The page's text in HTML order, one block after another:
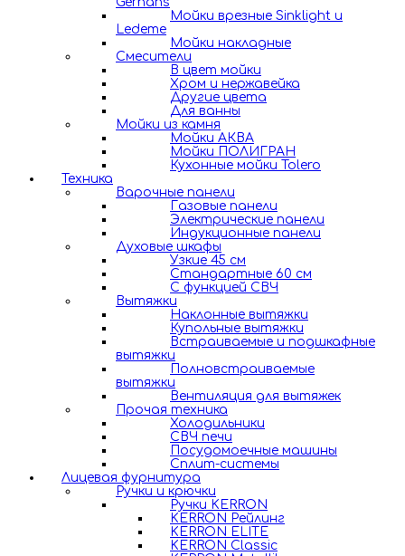
Мойки врезные Sinklight и
Ledeme
Мойки накладные
Смесители
В цвет мойки
Хром и нержавейка
Другие цвета
Для ванны
Мойки из камня
Мойки АКВА
Мойки ПОЛИГРАН
Кухонные мойки Tolero
Техника
Варочные панели
Газовые панели
Электрические панели
Индукционные панели
Духовые шкафы
Узкие 45 см
Стандартные 60 см
С функцией СВЧ
Вытяжки
Наклонные вытяжки
Купольные вытяжки
Встраиваемые и подшкафные
вытяжки
Полновстраиваемые
вытяжки
Вентиляция для вытяжек
Прочая техника
Холодильники
СВЧ печи
Посудомоечные машины
Сплит-системы
Лицевая фурнитура
Ручки и крючки
Ручки KERRON
KERRON Рейлинг
KERRON ELITE
KERRON Classic